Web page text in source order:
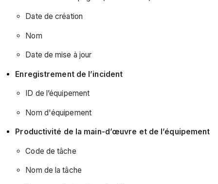
Date de création
Nom
Date de mise à jour
Enregistrement de l’incident
ID de l’équipement
Nom d'équipement
Productivité de la main-d’œuvre et de l’équipement
Code de tâche
Nom de la tâche